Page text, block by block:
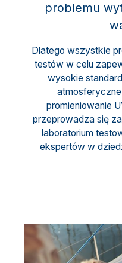
problemu
Dlatego wszystkie
testów w celu
wysokie
promieniowanie
przeprowadza się
laboratorium
ekspertów w